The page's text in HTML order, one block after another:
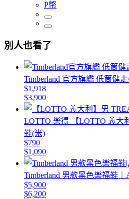
P幣
別人也看了
Timberland 官方旗艦 低筒健
$1,918
$3,900
LOTTO 樂得 【LOTTO 義大
鞋(米)
$790
$1,090
Timberland 男款黑色樂福鞋｜
$5,900
$6,200